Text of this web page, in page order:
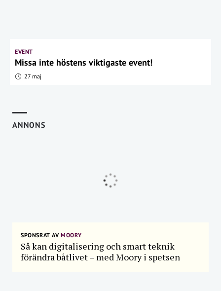
EVENT
Missa inte höstens viktigaste event!
27 maj
ANNONS
SPONSRAT AVMOORY
Så kan digitalisering och smart teknik
förändra båtlivet – med Moory i spetsen